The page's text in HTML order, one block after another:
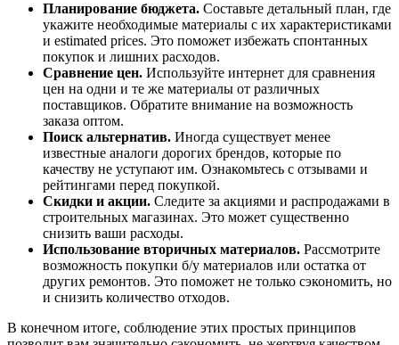
Планирование бюджета. Составьте детальный план, где
укажите необходимые материалы с их характеристиками
и estimated prices. Это поможет избежать спонтанных
покупок и лишних расходов.
Сравнение цен. Используйте интернет для сравнения
цен на одни и те же материалы от различных
поставщиков. Обратите внимание на возможность
заказа оптом.
Поиск альтернатив. Иногда существует менее
известные аналоги дорогих брендов, которые по
качеству не уступают им. Ознакомьтесь с отзывами и
рейтингами перед покупкой.
Скидки и акции. Следите за акциями и распродажами в
строительных магазинах. Это может существенно
снизить ваши расходы.
Использование вторичных материалов. Рассмотрите
возможность покупки б/у материалов или остатка от
других ремонтов. Это поможет не только сэкономить, но
и снизить количество отходов.
В конечном итоге, соблюдение этих простых принципов